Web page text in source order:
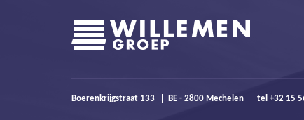
Boerenkrijgstraat 133 BE - 2800 Mechelen tel +32 15